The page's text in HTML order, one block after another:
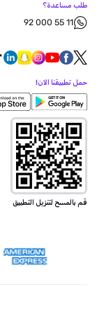
طلب مساعدة؟
92 000 55 11
حمل تطبيقنا الآن!
قم بالمسح لتنزيل التطبيق